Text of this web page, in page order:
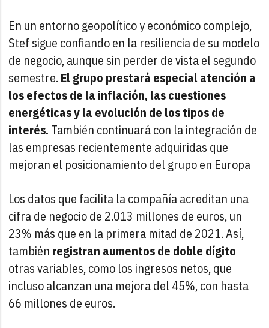
En un entorno geopolítico y económico complejo,
Stef sigue confiando en la resiliencia de su modelo
de negocio, aunque sin perder de vista el segundo
semestre. El grupo prestará especial atención a
los efectos de la inflación, las cuestiones
energéticas y la evolución de los tipos de
interés. También continuará con la integración de
las empresas recientemente adquiridas que
mejoran el posicionamiento del grupo en Europa
Los datos que facilita la compañía acreditan una
cifra de negocio de 2.013 millones de euros, un
23% más que en la primera mitad de 2021. Así,
también registran aumentos de doble dígito
otras variables, como los ingresos netos, que
incluso alcanzan una mejora del 45%, con hasta
66 millones de euros.